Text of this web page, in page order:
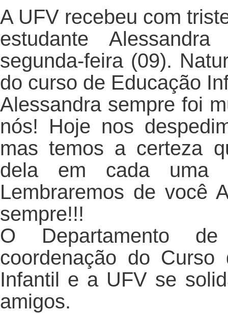
A UFV recebeu com
estudante
segunda-feira (09).
do curso de Educação
Alessandra sempre foi
nós! Hoje nos
mas temos a certeza
dela em cada
Lembraremos de você
sempre!!!
O Departamento
coordenação do Curso
Infantil e a UFV se
amigos.